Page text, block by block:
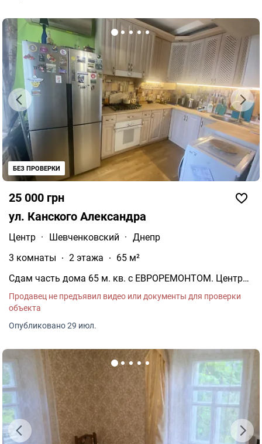
25 000 грн
ул. Канского Александра
Центр · Шевченковский · Днепр
3 комнаты
2 этажа
65 м²
Сдам часть дома 65 м. кв. с ЕВРОРЕМОНТОМ. Центр
сигнализация. +Кухня-студия +В доме два сан/узла.
+ЕСТЬ ВСЕ для комфортной жизни +Когда нет света,
есть EcoFlow +Во дворе есть парковочное место и две
казан.
Продавец не предъявил видео или документы для проверки
объекта
Опубликовано 29 июл.
БЕЗ ПРОВЕРКИ